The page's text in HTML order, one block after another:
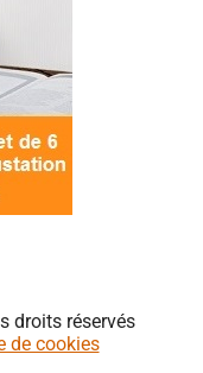
droits réservés
de cookies